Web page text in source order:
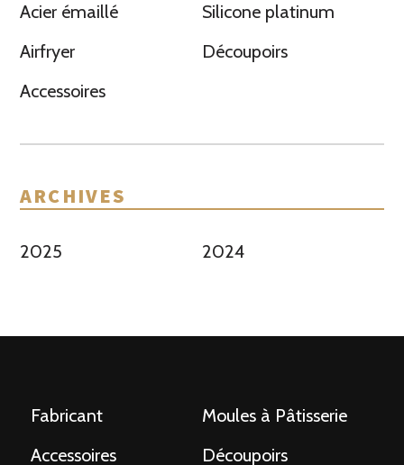
Acier émaillé
Silicone platinum
Airfryer
Découpoirs
Accessoires
ARCHIVES
2025 2024
Fabricant
Moules à Pâtisserie
Accessoires
Découpoirs